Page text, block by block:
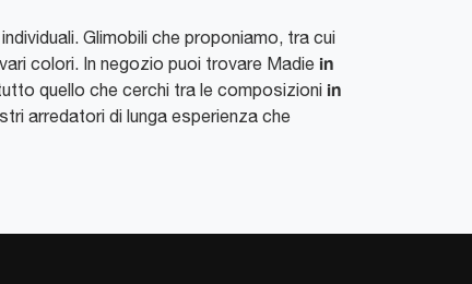
Glimobili che proponiamo, tra cui
colori. In negozio puoi trovare Madie in
quello che cerchi tra le composizioni in
arredatori di lunga esperienza che